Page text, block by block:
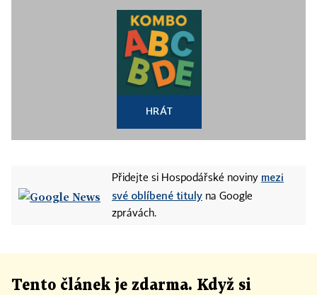
HRÁT
Přidejte si Hospodářské noviny mezi
své oblíbené tituly na Google
zprávách.
Tento článek je zdarma. Když si